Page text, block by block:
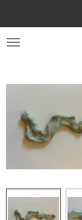
au
contenu